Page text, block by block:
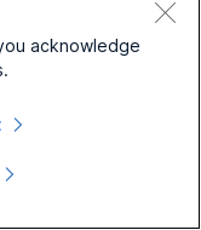
acknowledge